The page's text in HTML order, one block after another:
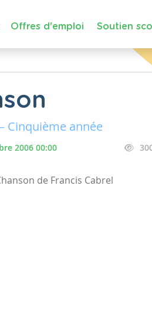
Offres d'emploi Soutien
Cinquième année
2006 00:00
de Francis Cabrel